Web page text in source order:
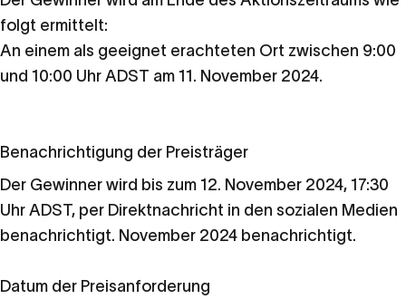
folgt ermittelt:
An einem als geeignet erachteten Ort zwischen 9:00
und 10:00 Uhr ADST am 11. November 2024.
Benachrichtigung der Preisträger
Der Gewinner wird bis zum 12. November 2024, 17:30
Uhr ADST, per Direktnachricht in den sozialen Medien
benachrichtigt. November 2024 benachrichtigt.
Datum der Preisanforderung